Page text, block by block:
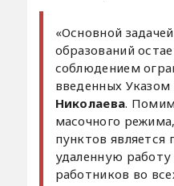
«Основной
образований
соблюдением
введенных
Николаева.
масочного
пунктов является
удаленную
работников во